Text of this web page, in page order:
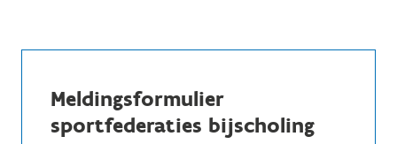
Meldingsformulier
sportfederaties bijscholing